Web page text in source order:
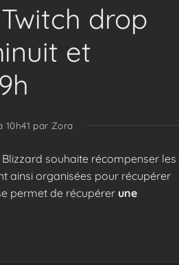
drop
et
par Zora
souhaite récompenser les
ainsi organisées pour récupérer
permet de récupérer une